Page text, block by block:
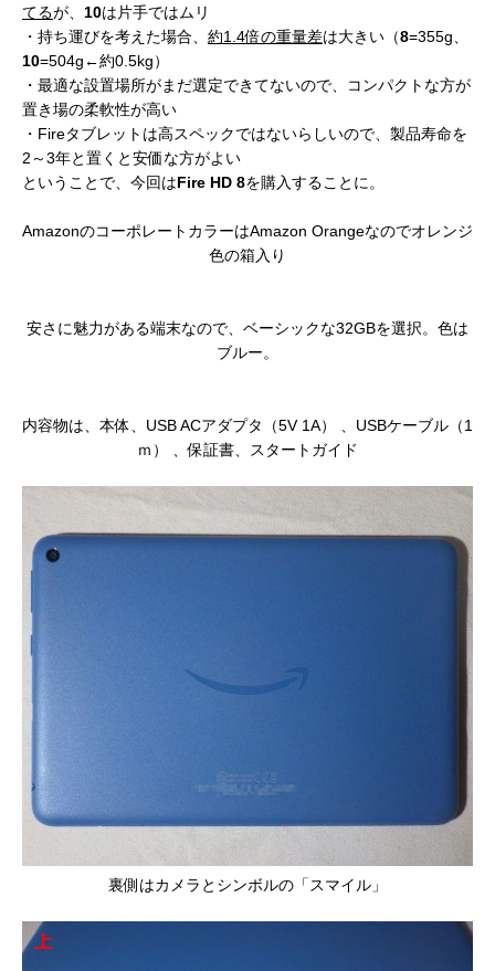
てるが、 10は片手ではムリ
・持ち運びを考えた場合、 約1.4倍の重量差は大きい（8=355g、
10=504g←約0.5kg）
・最適な設置場所がまだ選定できてないので、コンパクトな方が
置き場の柔軟性が高い
・Fireタブレットは高スペックではないらしいので、製品寿命を
2～3年と置くと安価な方がよい
ということで、今回はFire HD 8を購入することに。
AmazonのコーポレートカラーはAmazon Orangeなのでオレンジ
色の箱入り
安さに魅力がある端末なので、ベーシックな32GBを選択。色は
ブルー。
内容物は、本体、USB ACアダプタ（5V 1A） 、USBケーブル（1
ｍ） 、保証書、スタートガイド
裏側はカメラとシンボルの「スマイル」